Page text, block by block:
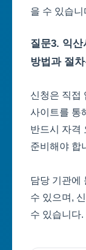
을 수 있습니
질문3. 익
방법과 절
신청은 직접
사이트를 통
반드시 자격
준비해야 합
담당 기관에
수 있으며,
수 있습니다.